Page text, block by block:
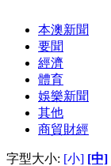
本澳新聞
要聞
經濟
體育
娛樂新聞
其他
商貿財經
字型大小: [小] [中]